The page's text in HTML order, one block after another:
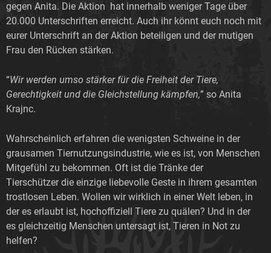
gegen Anita. Die Aktion hat innerhalb weniger Tage über
20.000 Unterschriften erreicht. Auch ihr könnt euch noch mit
eurer Unterschrift an der Aktion beteiligen und der mutigen
Frau den Rücken stärken.
“Wir werden umso stärker für die Freiheit der Tiere,
Gerechtigkeit und die Gleichstellung kämpfen,” so Anita
Krajnc.
Wahrscheinlich erfahren die wenigsten Schweine in der
grausamen Tiernutzungsindustrie, wie es ist, von Menschen
Mitgefühl zu bekommen. Oft ist die Tränke der
Tierschützer die einzige liebevolle Geste in ihrem gesamten
trostlosen Leben. Wollen wir wirklich in einer Welt leben, in
der es erlaubt ist, hochoffiziell Tiere zu quälen? Und in der
es gleichzeitig Menschen untersagt ist, Tieren in Not zu
helfen?